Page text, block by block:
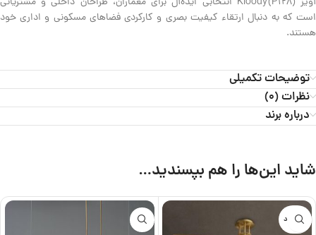
است که به دنبال ارتقاء کیفیت بصری و کارکردی فضاهای مسکونی و اداری خود
هستند.
توضیحات تکمیلی
نظرات (0)
درباره برند
شاید این‌ها را هم بپسندید…
ناموجود